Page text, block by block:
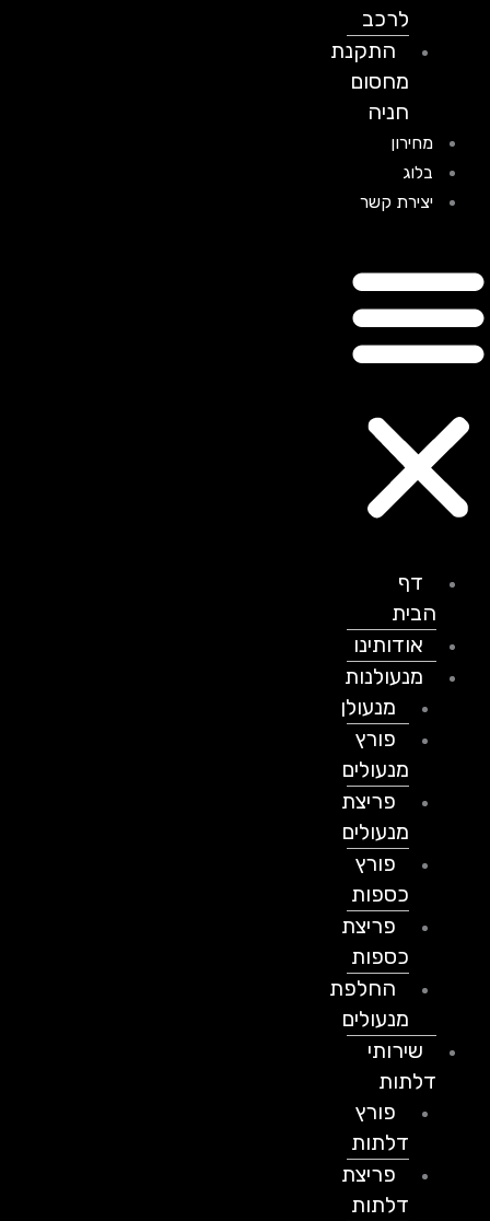
לרכב
התקנת
מחסום
חניה
מחירון
בלוג
יצירת קשר
דף
הבית
אודותינו
מנעולנות
מנעולן
פורץ
מנעולים
פריצת
מנעולים
פורץ
כספות
פריצת
כספות
החלפת
מנעולים
שירותי
דלתות
פורץ
דלתות
פריצת
דלתות